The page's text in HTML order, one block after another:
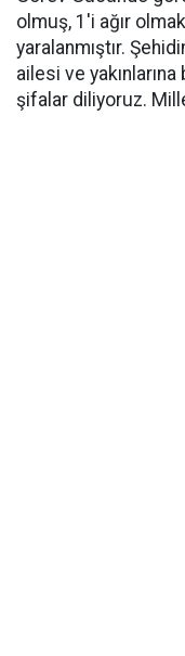
olmuş, 1'i ağır
yaralanmıştır.
ailesi ve yakınlarına
şifalar diliyoruz.